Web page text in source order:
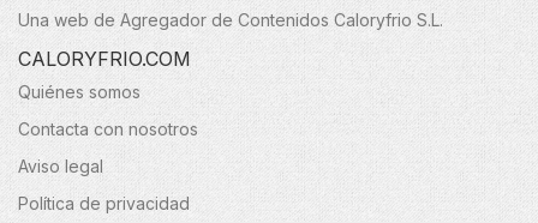
Una web de Agregador de Contenidos Caloryfrio S.L.
CALORYFRIO.COM
Quiénes somos
Contacta con nosotros
Aviso legal
Política de privacidad